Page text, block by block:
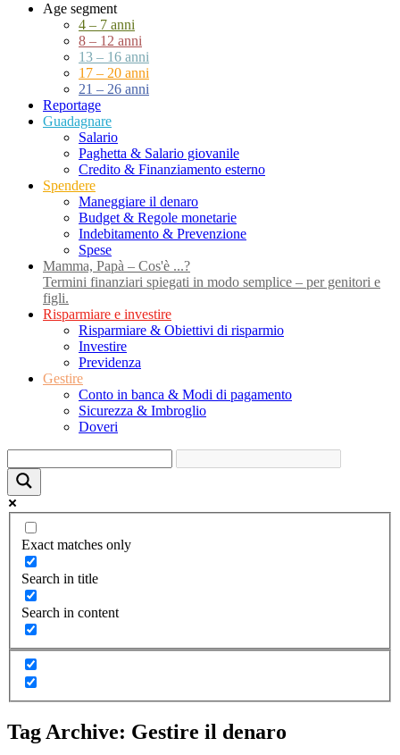
Age segment
4 – 7 anni
8 – 12 anni
13 – 16 anni
17 – 20 anni
21 – 26 anni
Reportage
Guadagnare
Salario
Paghetta & Salario giovanile
Credito & Finanziamento esterno
Spendere
Maneggiare il denaro
Budget & Regole monetarie
Indebitamento & Prevenzione
Spese
Mamma, Papà – Cos'è ...?
Termini finanziari spiegati in modo semplice – per genitori e
figli.
Risparmiare e investire
Risparmiare & Obiettivi di risparmio
Investire
Previdenza
Gestire
Conto in banca & Modi di pagamento
Sicurezza & Imbroglio
Doveri
Exact matches only
Search in title
Search in content
Tag Archive: Gestire il denaro